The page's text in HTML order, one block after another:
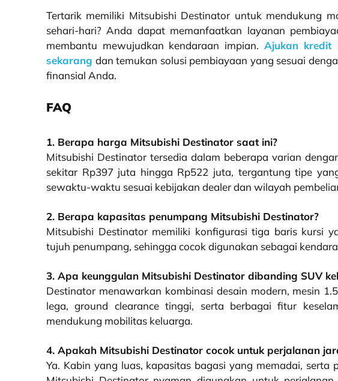
Tertarik memiliki Mitsubishi Destinator untuk mendukung
sehari-hari? Anda dapat memanfaatkan layanan
membantu mewujudkan kendaraan impian. Ajukan kredit
sekarang dan temukan solusi pembiayaan yang sesuai
finansial Anda.
FAQ
1. Berapa harga Mitsubishi Destinator saat ini?
Mitsubishi Destinator tersedia dalam beberapa varian
sekitar Rp397 juta hingga Rp522 juta, tergantung tipe
sewaktu-waktu sesuai kebijakan dealer dan wilayah
2. Berapa kapasitas penumpang Mitsubishi Destinator?
Mitsubishi Destinator memiliki konfigurasi tiga baris kursi
tujuh penumpang, sehingga cocok digunakan sebagai
3. Apa keunggulan Mitsubishi Destinator dibanding SUV
Destinator menawarkan kombinasi desain modern, mesin
lega, ground clearance tinggi, serta berbagai fitur
mendukung mobilitas keluarga.
4. Apakah Mitsubishi Destinator cocok untuk perjalanan
Ya. Kabin yang luas, kapasitas bagasi yang memadai, serta